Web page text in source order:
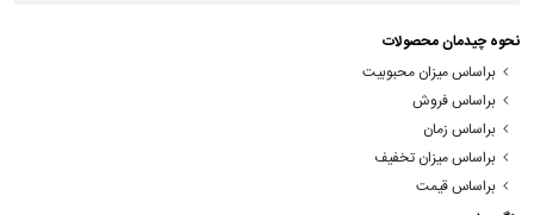
نحوه چیدمان محصولات
براساس میزان محبوبیت
براساس فروش
براساس زمان
براساس میزان تخفیف
براساس قیمت